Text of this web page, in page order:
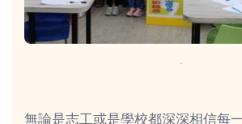
．
無論是志工或是學校都深深相信每